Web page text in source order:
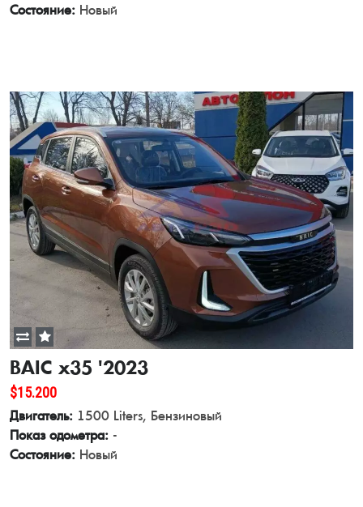
Состояние: Новый
BAIC x35 '2023
$15.200
Двигатель: 1500 Liters, Бензиновый
Показ одометра: -
Состояние: Новый